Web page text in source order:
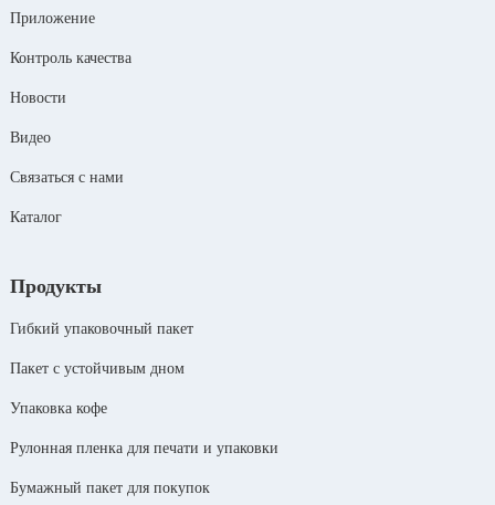
Приложение
Контроль качества
Новости
Видео
Связаться с нами
Каталог
Продукты
Гибкий упаковочный пакет
Пакет с устойчивым дном
Упаковка кофе
Рулонная пленка для печати и упаковки
Бумажный пакет для покупок